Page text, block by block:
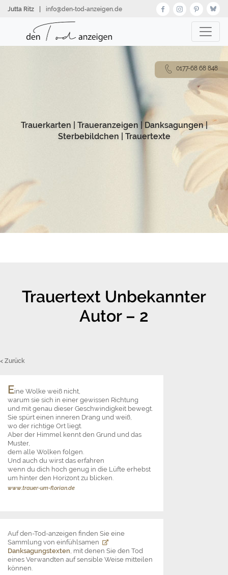
zumJutta Ritz info@den‑tod‑anzeigen.de
Trauerkarten Traueranzeigen |Danksagungen|
Sterbebildchen
Trauertexte
Trauertext Unbekannter
Autor – 2
< Zurück
Eine Wolke weiß nicht,
warum sie sich in einer gewissen Richtung
und mit genau dieser Geschwindigkeit bewegt.
Sie spürt einen inneren Drang und weiß,
wo der richtige Ort liegt.
Aber der Himmel kennt den Grund und das
Muster,
dem alle Wolken folgen.
Und auch du wirst das erfahren
wenn du dich hoch genug in die Lüfte erhebst
um hinter den Horizont zu blicken.
www.trauer-um-florian.de
Auf den-Tod-anzeigen finden Sie eine
Sammlung von einfühlsamen
Danksagungstexten, mit denen Sie den Tod
eines Verwandten auf sensible Weise mitteilen
können.
0177-68 68 848